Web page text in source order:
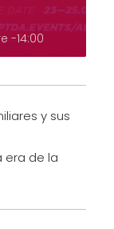
-14:00
y sus
era de la